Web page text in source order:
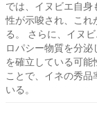
では、イヌビエ自
性が示唆され、これ
る。 さらに、イヌ
ロパシー物質を分
を確立している可能
ことで、イネの秀
いる。